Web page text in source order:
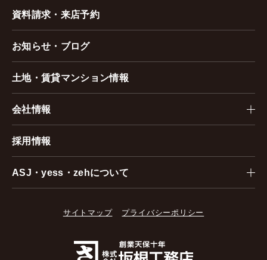
資料請求・来店予約
お知らせ・ブログ
土地・賃貸マンション情報
会社情報
採用情報
ASJ・yess・zehについて
サイトマップ プライバシーポリシー